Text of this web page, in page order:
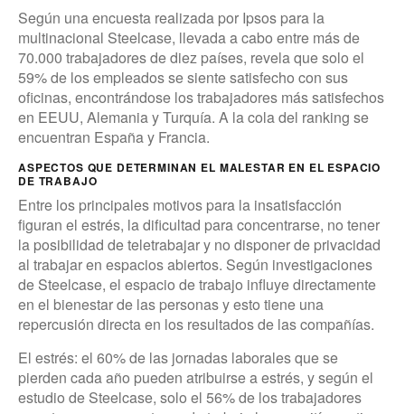
Según una encuesta realizada por Ipsos para la
multinacional Steelcase, llevada a cabo entre más de
70.000 trabajadores de diez países, revela que solo el
59% de los empleados se siente satisfecho con sus
oficinas, encontrándose los trabajadores más satisfechos
en EEUU, Alemania y Turquía. A la cola del ranking se
encuentran España y Francia.
ASPECTOS QUE DETERMINAN EL MALESTAR EN EL ESPACIO
DE TRABAJO
Entre los principales motivos para la insatisfacción
figuran el estrés, la dificultad para concentrarse, no tener
la posibilidad de teletrabajar y no disponer de privacidad
al trabajar en espacios abiertos. Según investigaciones
de Steelcase, el espacio de trabajo influye directamente
en el bienestar de las personas y esto tiene una
repercusión directa en los resultados de las compañías.
El estrés: el 60% de las jornadas laborales que se
pierden cada año pueden atribuirse a estrés, y según el
estudio de Steelcase, solo el 56% de los trabajadores